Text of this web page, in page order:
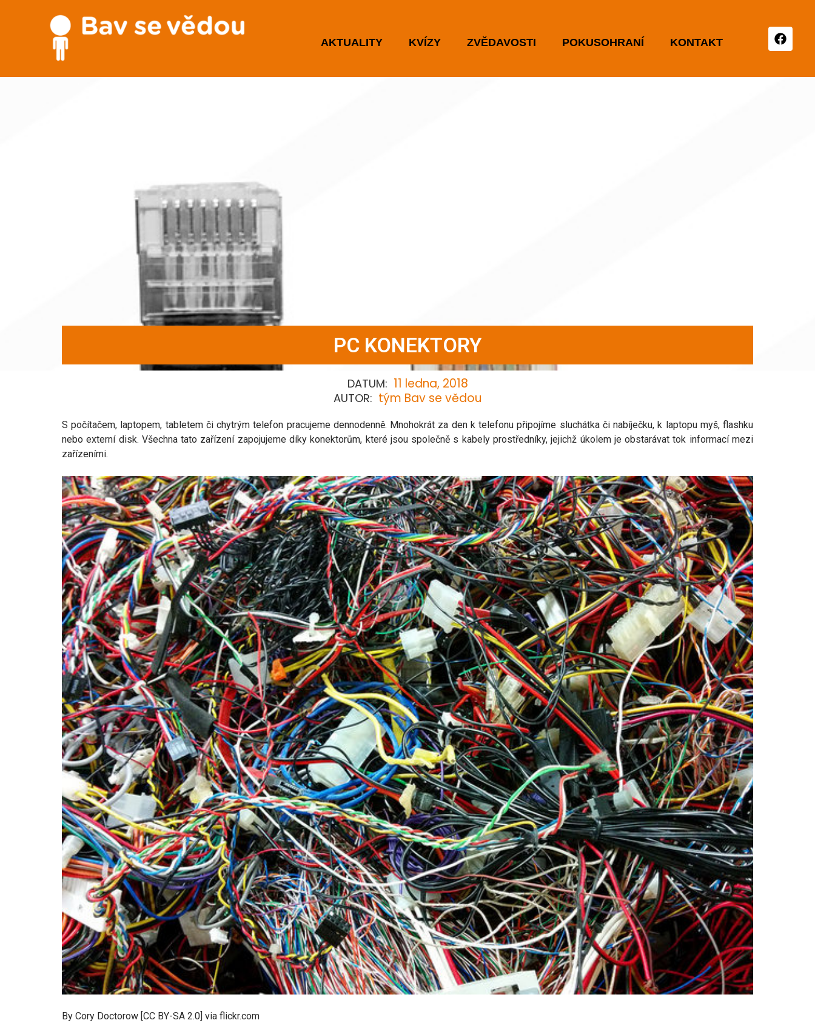
AKTUALITY KVÍZY ZVĚDAVOSTI POKUSOHRANÍ KONTAKT
PC KONEKTORY
DATUM: 11 ledna, 2018
AUTOR: tým Bav se vědou
S počítačem, laptopem, tabletem či chytrým telefon pracujeme dennodenně. Mnohokrát za den k telefonu připojíme sluchátka či nabíječku, k laptopu myš, flashku
nebo externí disk. Všechna tato zařízení zapojujeme díky konektorům, které jsou společně s kabely prostředníky, jejichž úkolem je obstarávat tok informací mezi
zařízeními.
By Cory Doctorow [CC BY-SA 2.0] via flickr.com